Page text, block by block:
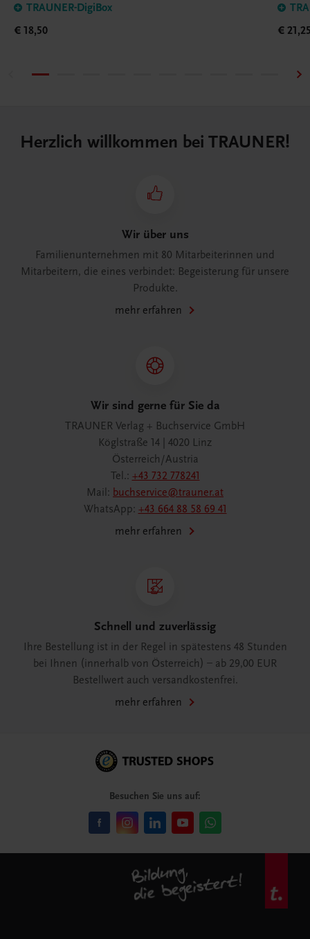
TRAUNER-DigiBox
€ 18,50
€
Herzlich willkommen bei TRAUNER!
Wir über uns
Familienunternehmen mit 80 Mitarbeiterinnen und
Mitarbeitern, die eines verbindet: Begeisterung für unsere
Produkte.
mehr erfahren
Wir sind gerne für Sie da
TRAUNER Verlag + Buchservice GmbH
Köglstraße 14 | 4020 Linz
Österreich/Austria
Tel.: +43 732 778241
Mail: buchservice@trauner.at
WhatsApp: +43 664 88 58 69 41
mehr erfahren
Schnell und zuverlässig
Ihre Bestellung ist in der Regel in spätestens 48 Stunden
bei Ihnen (innerhalb von Österreich) – ab 29,00 EUR
Bestellwert auch versandkostenfrei.
mehr erfahren
Besuchen Sie uns auf: